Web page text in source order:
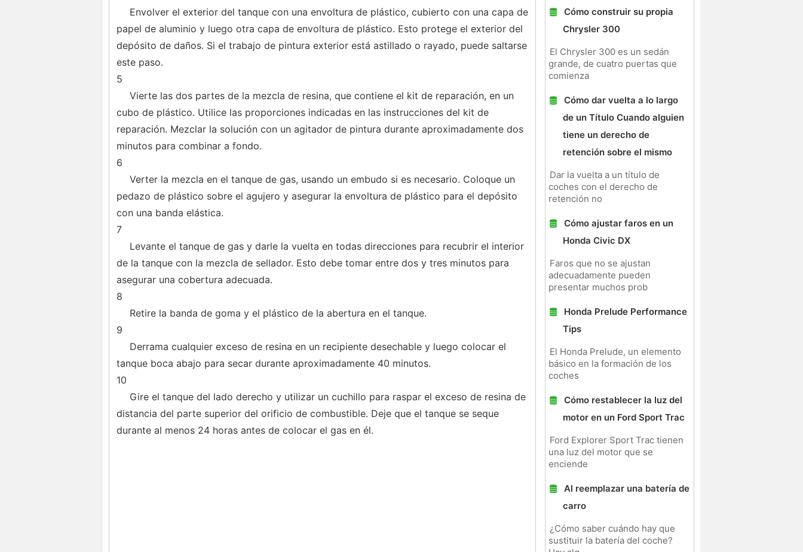
Envolver el exterior del tanque con una envoltura de plástico, cubierto con una capa de
papel de aluminio y luego otra capa de envoltura de plástico. Esto protege el exterior del
depósito de daños. Si el trabajo de pintura exterior está astillado o rayado, puede saltarse
este paso.
5
Vierte las dos partes de la mezcla de resina, que contiene el kit de reparación, en un
cubo de plástico. Utilice las proporciones indicadas en las instrucciones del kit de
reparación. Mezclar la solución con un agitador de pintura durante aproximadamente dos
minutos para combinar a fondo.
6
Verter la mezcla en el tanque de gas, usando un embudo si es necesario. Coloque un
pedazo de plástico sobre el agujero y asegurar la envoltura de plástico para el depósito
con una banda elástica.
7
Levante el tanque de gas y darle la vuelta en todas direcciones para recubrir el interior
de la tanque con la mezcla de sellador. Esto debe tomar entre dos y tres minutos para
asegurar una cobertura adecuada.
8
Retire la banda de goma y el plástico de la abertura en el tanque.
9
Derrama cualquier exceso de resina en un recipiente desechable y luego colocar el
tanque boca abajo para secar durante aproximadamente 40 minutos.
10
Gire el tanque del lado derecho y utilizar un cuchillo para raspar el exceso de resina de
distancia del parte superior del orificio de combustible. Deje que el tanque se seque
durante al menos 24 horas antes de colocar el gas en él.
Cómo construir su propia
Chrysler 300
El Chrysler 300 es un sedán
grande, de cuatro puertas que
comienza
Cómo dar vuelta a lo largo
de un Título Cuando alguien
tiene un derecho de
retención sobre el mismo
Dar la vuelta a un título de
coches con el derecho de
retención no
Cómo ajustar faros en un
Honda Civic DX
Faros que no se ajustan
adecuadamente pueden
presentar muchos prob
Honda Prelude Performance
Tips
El Honda Prelude, un elemento
básico en la formación de los
coches
Cómo restablecer la luz del
motor en un Ford Sport Trac
Ford Explorer Sport Trac tienen
una luz del motor que se
enciende
Al reemplazar una batería de
carro
¿Cómo saber cuándo hay que
sustituir la batería del coche?